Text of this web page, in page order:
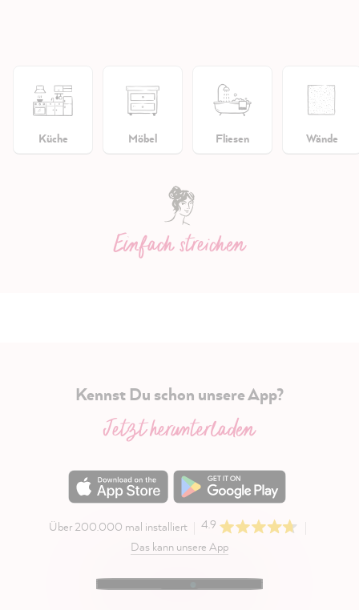
Einfach streichen
Küche Möbel Fliesen Wände
Kennst Du schon unsere App?
Jetzt herunterladen
Über 200.000 mal installiert
4.9
Das kann unsere App